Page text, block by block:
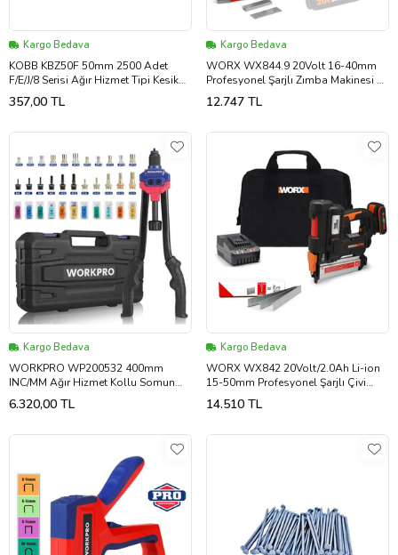
Kargo Bedava
KOBB KBZ50F 50mm 2500 Adet
F/E/J/8 Serisi Ağır Hizmet Tipi Kesik
Başlı Çivi
357,00 TL
Kargo Bedava
WORX WX844.9 20Volt 16-40mm
Profesyonel Şarjlı Zımba Makinesi +
2700 Adet Yedek Zımba (Akü Dahil
Değildir)
12.747 TL
Kargo Bedava
WORKPRO WP200532 400mm
INC/MM Ağır Hizmet Kollu Somun
Perçinleme Tabancası + 185 Adet
Perçin
6.320,00 TL
Kargo Bedava
WORX WX842 20Volt/2.0Ah Li-ion
15-50mm Profesyonel Şarjlı Çivi
Çakma Makinesi + 2700 Adet Yedek
Çivi
14.510 TL